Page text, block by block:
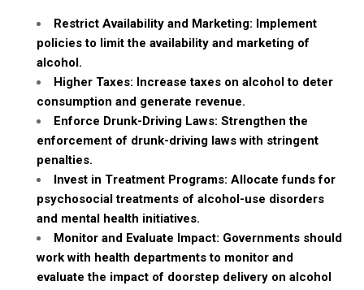
Restrict Availability and Marketing: Implement
policies to limit the availability and marketing of
alcohol.
Higher Taxes: Increase taxes on alcohol to deter
consumption and generate revenue.
Enforce Drunk-Driving Laws: Strengthen the
enforcement of drunk-driving laws with stringent
penalties.
Invest in Treatment Programs: Allocate funds for
psychosocial treatments of alcohol-use disorders
and mental health initiatives.
Monitor and Evaluate Impact: Governments should
work with health departments to monitor and
evaluate the impact of doorstep delivery on alcohol